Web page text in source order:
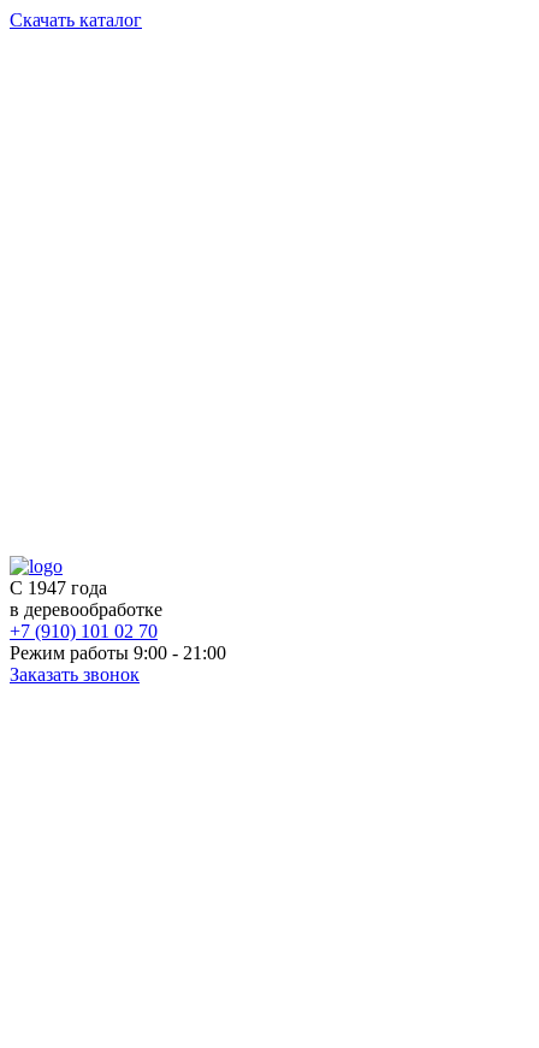
Скачать каталог
С 1947 года
в деревообработке
+7 (910) 101 02 70
Режим работы 9:00 - 21:00
Заказать звонок